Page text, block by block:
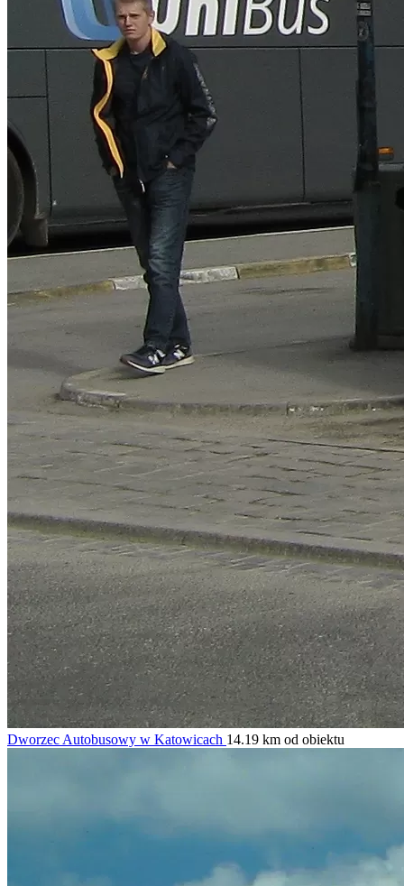
Dworzec Autobusowy w Katowicach 14.19 km od obiektu